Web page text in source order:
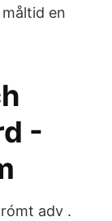
en
-
adv .